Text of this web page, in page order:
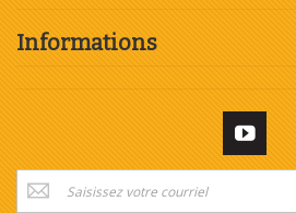
Informations
Inscription